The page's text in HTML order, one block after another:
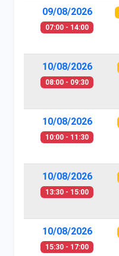
09/08/2026
07:00 - 14:00
10/08/2026
08:00 - 09:30
10/08/2026
10:00 - 11:30
10/08/2026
13:30 - 15:00
10/08/2026
15:30 - 17:00